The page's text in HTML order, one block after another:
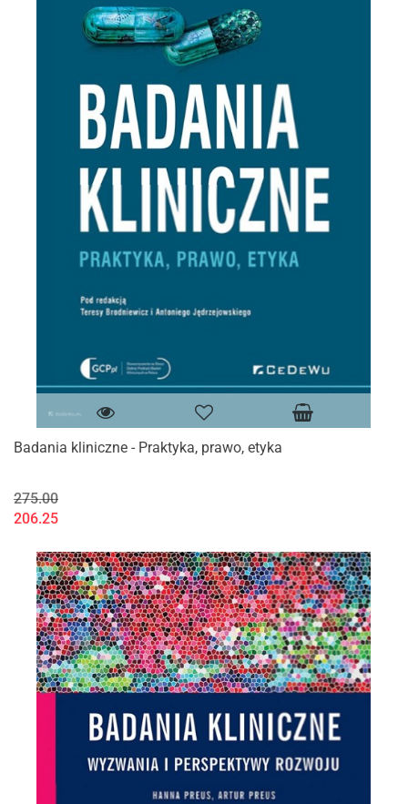
Badania kliniczne - Praktyka, prawo, etyka
275.00
206.25